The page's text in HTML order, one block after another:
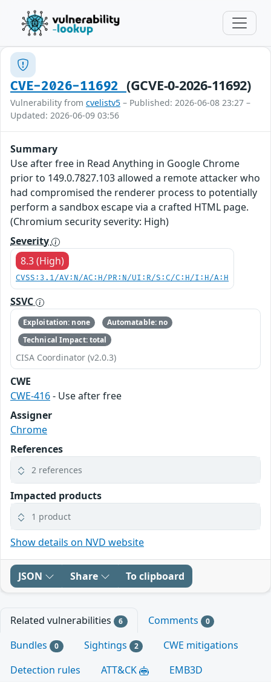
CVE-2026-11692 (GCVE-0-2026-11692)
Vulnerability from cvelistv5 – Published: 2026-06-08 23:27 –
Updated: 2026-06-09 03:56
Summary
Use after free in Read Anything in Google Chrome
prior to 149.0.7827.103 allowed a remote attacker who
had compromised the renderer process to potentially
perform a sandbox escape via a crafted HTML page.
(Chromium security severity: High)
Severity
8.3 (High)
CVSS:3.1/AV:N/AC:H/PR:N/UI:R/S:C/C:H/I:H/A:H
SSVC
Exploitation: none
Automatable: no
Technical Impact: total
CISA Coordinator (v2.0.3)
CWE
CWE-416- Use after free
Assigner
Chrome
References
2 references
Impacted products
1 product
Show details on NVD website
JSON Share To clipboard
Related vulnerabilities 6 Comments 0
Bundles 0 Sightings 2
CWE mitigations
Detection rules
ATT&CK EMB3D